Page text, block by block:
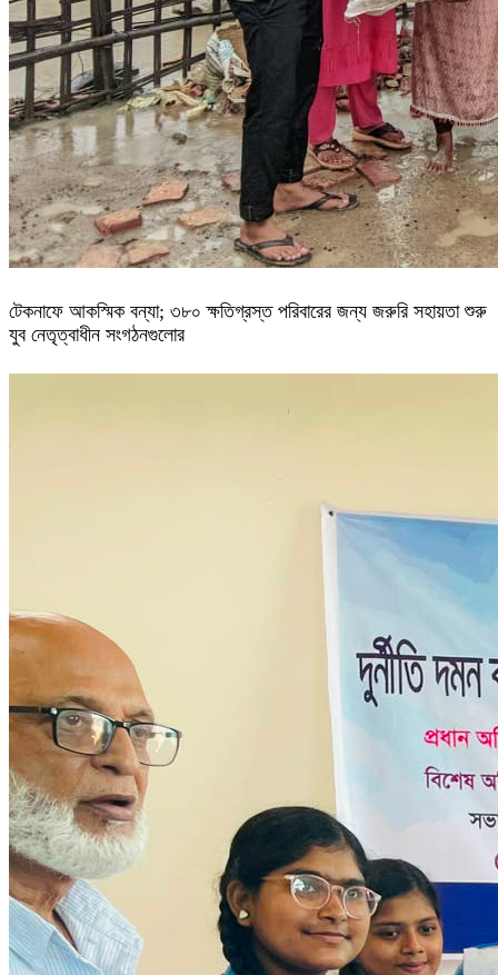
টেকনাফে আকস্মিক বন্যা; ৩৮০ ক্ষতিগ্রস্ত পরিবারের জন্য জরুরি সহায়তা শুরু
যুব নেতৃত্বাধীন সংগঠনগুলোর